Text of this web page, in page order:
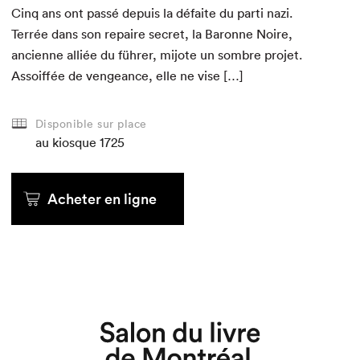
au kiosque
Acheter en ligne
au kiosque
Acheter en ligne
Cinq ans ont passé depuis la défaite du par­ti nazi.
Ter­rée dans son repaire secret, la Baronne Noire,
anci­enne alliée du führer, mijote un som­bre pro­jet.
Assoif­fée de vengeance, elle ne vise […]
Disponible sur place
au kiosque 1725
Acheter en ligne
au kiosque
Acheter en ligne
au kiosque
Acheter en ligne
au kiosque
Acheter en ligne